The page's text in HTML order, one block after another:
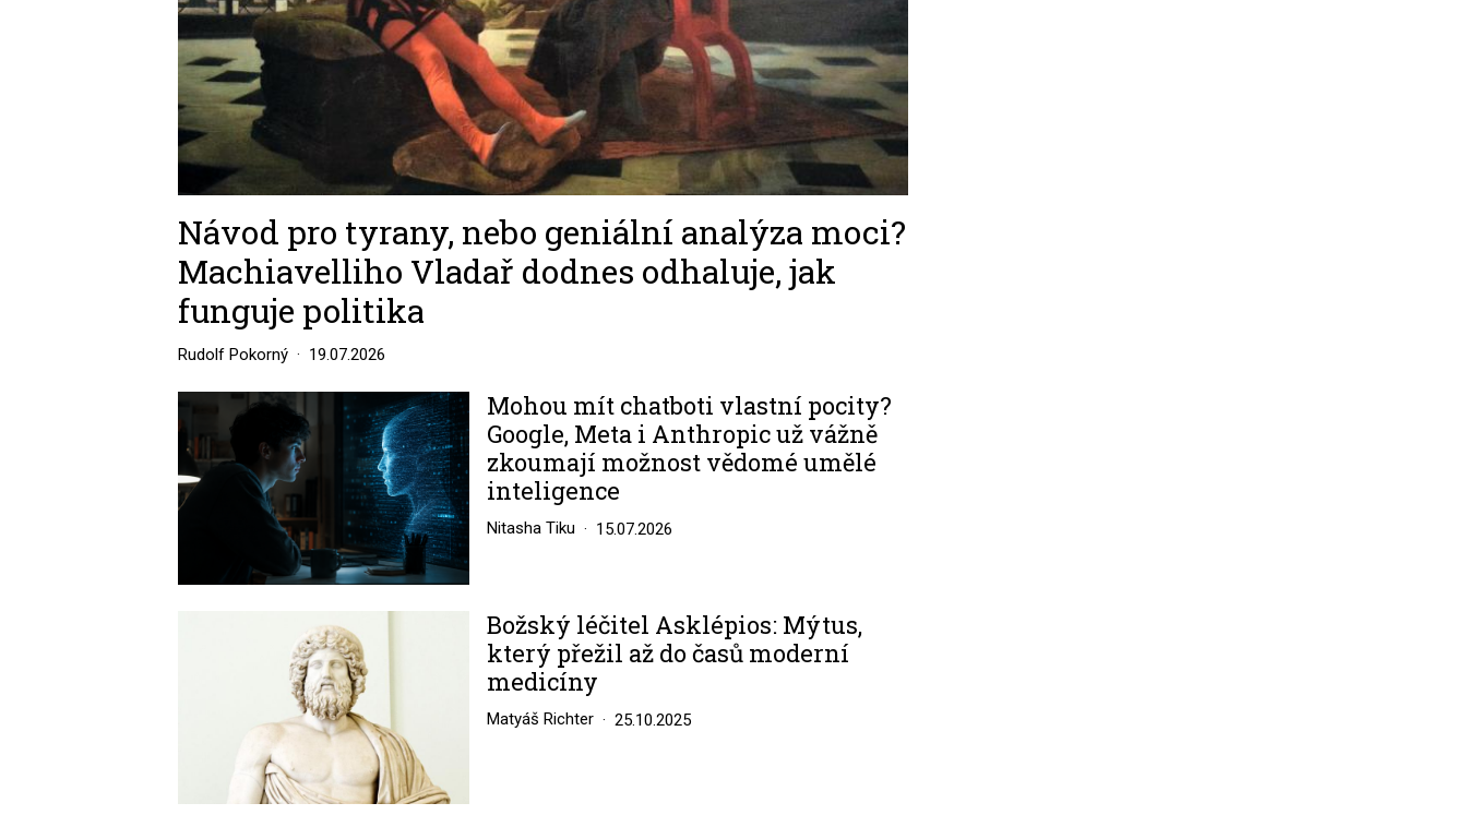
Návod pro tyrany, nebo geniální analýza moci?
Machiavelliho Vladař dodnes odhaluje, jak
funguje politika
Rudolf Pokorný 19.07.2026
Mohou mít chatboti vlastní pocity?
Google, Meta i Anthropic už vážně
zkoumají možnost vědomé umělé
inteligence
Nitasha Tiku 15.07.2026
Božský léčitel Asklépios: Mýtus,
který přežil až do časů moderní
medicíny
Matyáš Richter 25.10.2025